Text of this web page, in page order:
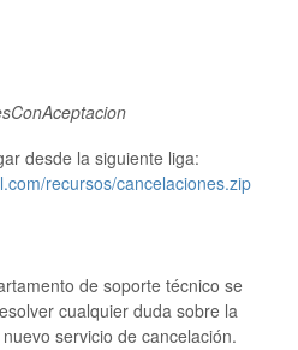
desde la siguiente liga:
recursos/cancelaciones.zip
de soporte técnico se
cualquier duda sobre la
servicio de cancelación.